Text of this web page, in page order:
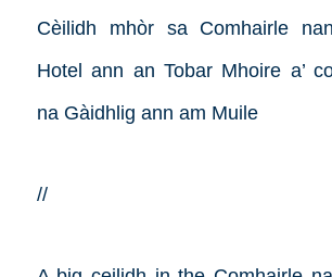
Cèilidh mhòr sa Comhairle
Hotel ann an Tobar Mhoire a’
na Gàidhlig ann am Muile
//